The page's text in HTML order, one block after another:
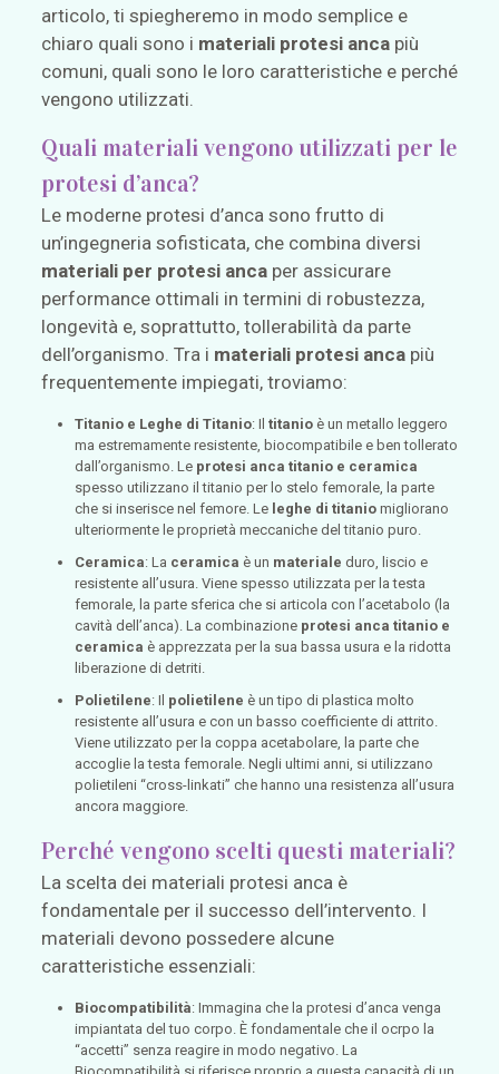
articolo, ti spiegheremo in modo semplice e
chiaro quali sono i materiali protesi ancapiù
comuni, quali sono le loro caratteristiche e perché
vengono utilizzati.
Quali materiali vengono utilizzati per le
protesi d’anca?
Le moderne protesi d’anca sono frutto di
un’ingegneria sofisticata, che combina diversi
materiali per protesi ancaper assicurare
performance ottimali in termini di robustezza,
longevità e, soprattutto, tollerabilità da parte
dell’organismo. Tra i materiali protesi ancapiù
frequentemente impiegati, troviamo:
Titanio e Leghe di Titanio: Il titanioè un metallo leggero
ma estremamente resistente, biocompatibile e ben tollerato
dall’organismo. Le protesi anca titanio e ceramica
spesso utilizzano il titanio per lo stelo femorale, la parte
che si inserisce nel femore. Le leghe di titaniomigliorano
ulteriormente le proprietà meccaniche del titanio puro.
Ceramica: La ceramica è un materiale duro, liscio e
resistente all’usura. Viene spesso utilizzata per la testa
femorale, la parte sferica che si articola con l’acetabolo (la
cavità dell’anca). La combinazione protesi anca titanio e
ceramica è apprezzata per la sua bassa usura e la ridotta
liberazione di detriti.
Polietilene: Il polietilene è un tipo di plastica molto
resistente all’usura e con un basso coefficiente di attrito.
Viene utilizzato per la coppa acetabolare, la parte che
accoglie la testa femorale. Negli ultimi anni, si utilizzano
polietileni “cross-linkati” che hanno una resistenza all’usura
ancora maggiore.
Perché vengono scelti questi materiali?
La scelta dei materiali protesi anca è
fondamentale per il successo dell’intervento. I
materiali devono possedere alcune
caratteristiche essenziali:
Biocompatibilità: Immagina che la protesi d’anca venga
impiantata del tuo corpo. È fondamentale che il ocrpo la
“accetti” senza reagire in modo negativo. La